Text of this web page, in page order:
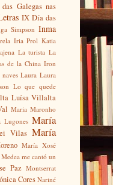
Galegas nas
IX Día das
Simpson Inma
Iria Prol Katia
La turista La
de la China Iron
Laura Laura
Lo que quede
Luísa Villalta
Maria Maronho
Lugones María
Vilas María
María Xosé
Medea me cantó un
Paz Montserrat
Cores Nariné